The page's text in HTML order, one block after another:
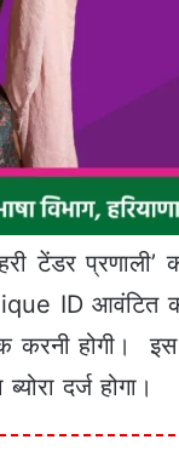
टेंडर
ID आवंटित
होगी। इस
दर्ज होगा।